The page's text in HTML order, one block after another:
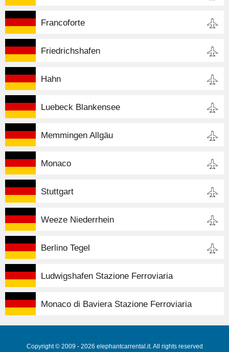
Francoforte
Friedrichshafen
Hahn
Luebeck Blankensee
Memmingen Allgäu
Monaco
Stuttgart
Weeze Niederrhein
Berlino Tegel
Ludwigshafen Stazione Ferroviaria
Monaco di Baviera Stazione Ferroviaria
Copyright © 2009 - 2026 elephantcarrental.it. All rights reserved